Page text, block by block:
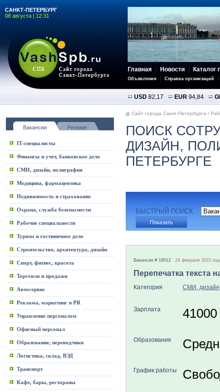
САНКТ-ПЕТЕРБУРГ
08 августа | 12:31
Главная Новости Каталог
Объявления Справка организаций
USD 82,17 EUR 94,84
Вакансии Резюме
IT-специалисты
Финансы и учет, банковское дело
СМИ, дизайн, полиграфия
Медицина, фармацевтика
Недвижимость и страхование
Охрана, служба безопасности
Рабочие специальности
Туризм и гостиничное дело
Строительство, архитектура, дизайн
Спорт, фитнес, красота
Торговля и продажи
Автосервис
Реклама, маркетинг и PR
Управление персоналом
Офисный персонал
Образование, переводчики
Логистика, склад, ВЭД
Транспорт
Кафе, бары, рестораны
Сайт города Санкт-Петербурга /
ПОИСК
ДИЗАЙН,
ПЕТЕРБУРГЕ
БЫСТРЫЙ ПОИСК
Вакансия # 18012 24 февраля 2022
Перепечатка текста
Категория СМИ,
Зарплата 41000
Образование
График работы